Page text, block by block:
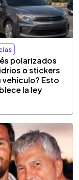
polarizados
o stickers
vehículo? Esto
la ley